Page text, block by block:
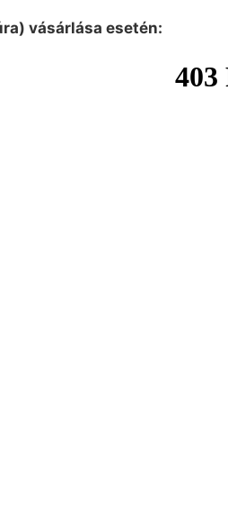
vásárlása esetén: